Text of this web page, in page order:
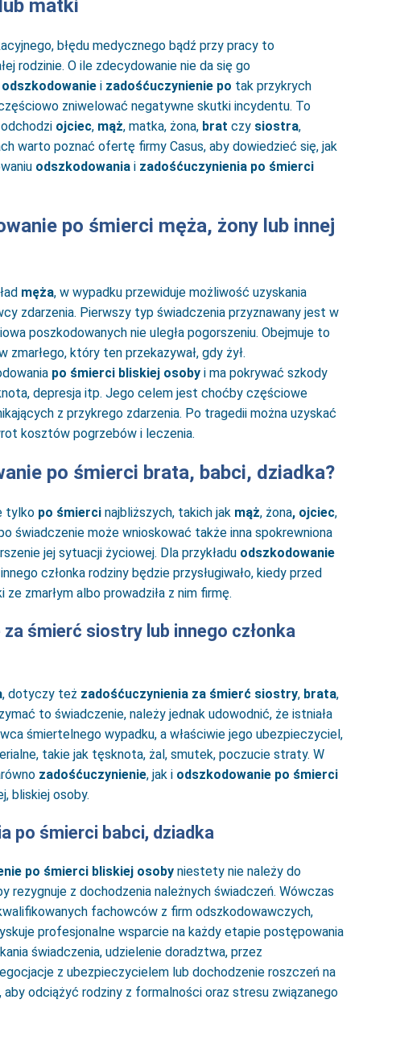
matki
błędu medycznego bądź przy pracy to
rodzinie. O ile zdecydowanie nie da się go
odszkodowanie i zadośćuczynienie po tak przykrych
zniwelować negatywne skutki incydentu. To
ojciec, mąż, matka, żona, brat czy siostra,
warto poznać ofertę firmy Casus, aby dowiedzieć się, jak
odszkodowania i zadośćuczynienia po śmierci
po śmierci męża, żony lub innej
męża, w wypadku przewiduje możliwość uzyskania
zdarzenia. Pierwszy typ świadczenia przyznawany jest w
poszkodowanych nie uległa pogorszeniu. Obejmuje to
zmarłego, który ten przekazywał, gdy żył.
po śmierci bliskiej osoby i ma pokrywać szkody
depresja itp. Jego celem jest choćby częściowe
z przykrego zdarzenia. Po tragedii można uzyskać
kosztów pogrzebów i leczenia.
po śmierci brata, babci, dziadka?
tylko po śmierci najbliższych, takich jak mąż, żona, ojciec,
świadczenie może wnioskować także inna spokrewniona
jej sytuacji życiowej. Dla przykładu odszkodowanie
członka rodziny będzie przysługiwało, kiedy przed
ze zmarłym albo prowadziła z nim firmę.
śmierć siostry lub innego członka
, dotyczy też zadośćuczynienia za śmierć siostry, brata,
to świadczenie, należy jednak udowodnić, że istniała
śmiertelnego wypadku, a właściwie jego ubezpieczyciel,
takie jak tęsknota, żal, smutek, poczucie straty. W
zadośćuczynienie, jak i odszkodowanie po śmierci
bliskiej osoby.
po śmierci babci, dziadka
po śmierci bliskiej osoby niestety nie należy do
rezygnuje z dochodzenia należnych świadczeń. Wówczas
fachowców z firm odszkodowawczych,
profesjonalne wsparcie na każdy etapie postępowania
świadczenia, udzielenie doradztwa, przez
z ubezpieczycielem lub dochodzenie roszczeń na
odciążyć rodziny z formalności oraz stresu związanego